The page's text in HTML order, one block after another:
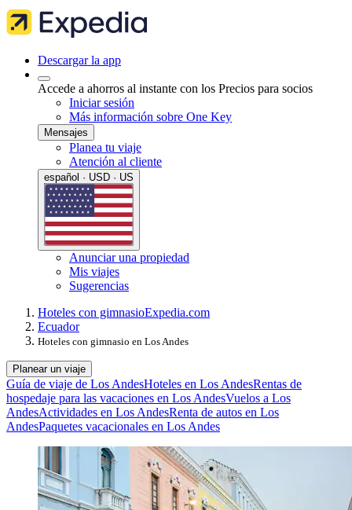
Descargar la app
Accede a ahorros al instante con los Precios para socios
Iniciar sesión
Más información sobre One Key
Mensajes
Planea tu viaje
Atención al cliente
español · USD · US
Anunciar una propiedad
Mis viajes
Sugerencias
Hoteles con gimnasioExpedia.com
Ecuador
Hoteles con gimnasio en Los Andes
Planear un viaje
Guía de viaje de Los AndesHoteles en Los AndesRentas de
hospedaje para las vacaciones en Los AndesVuelos a Los
AndesActividades en Los AndesRenta de autos en Los
AndesPaquetes vacacionales en Los Andes